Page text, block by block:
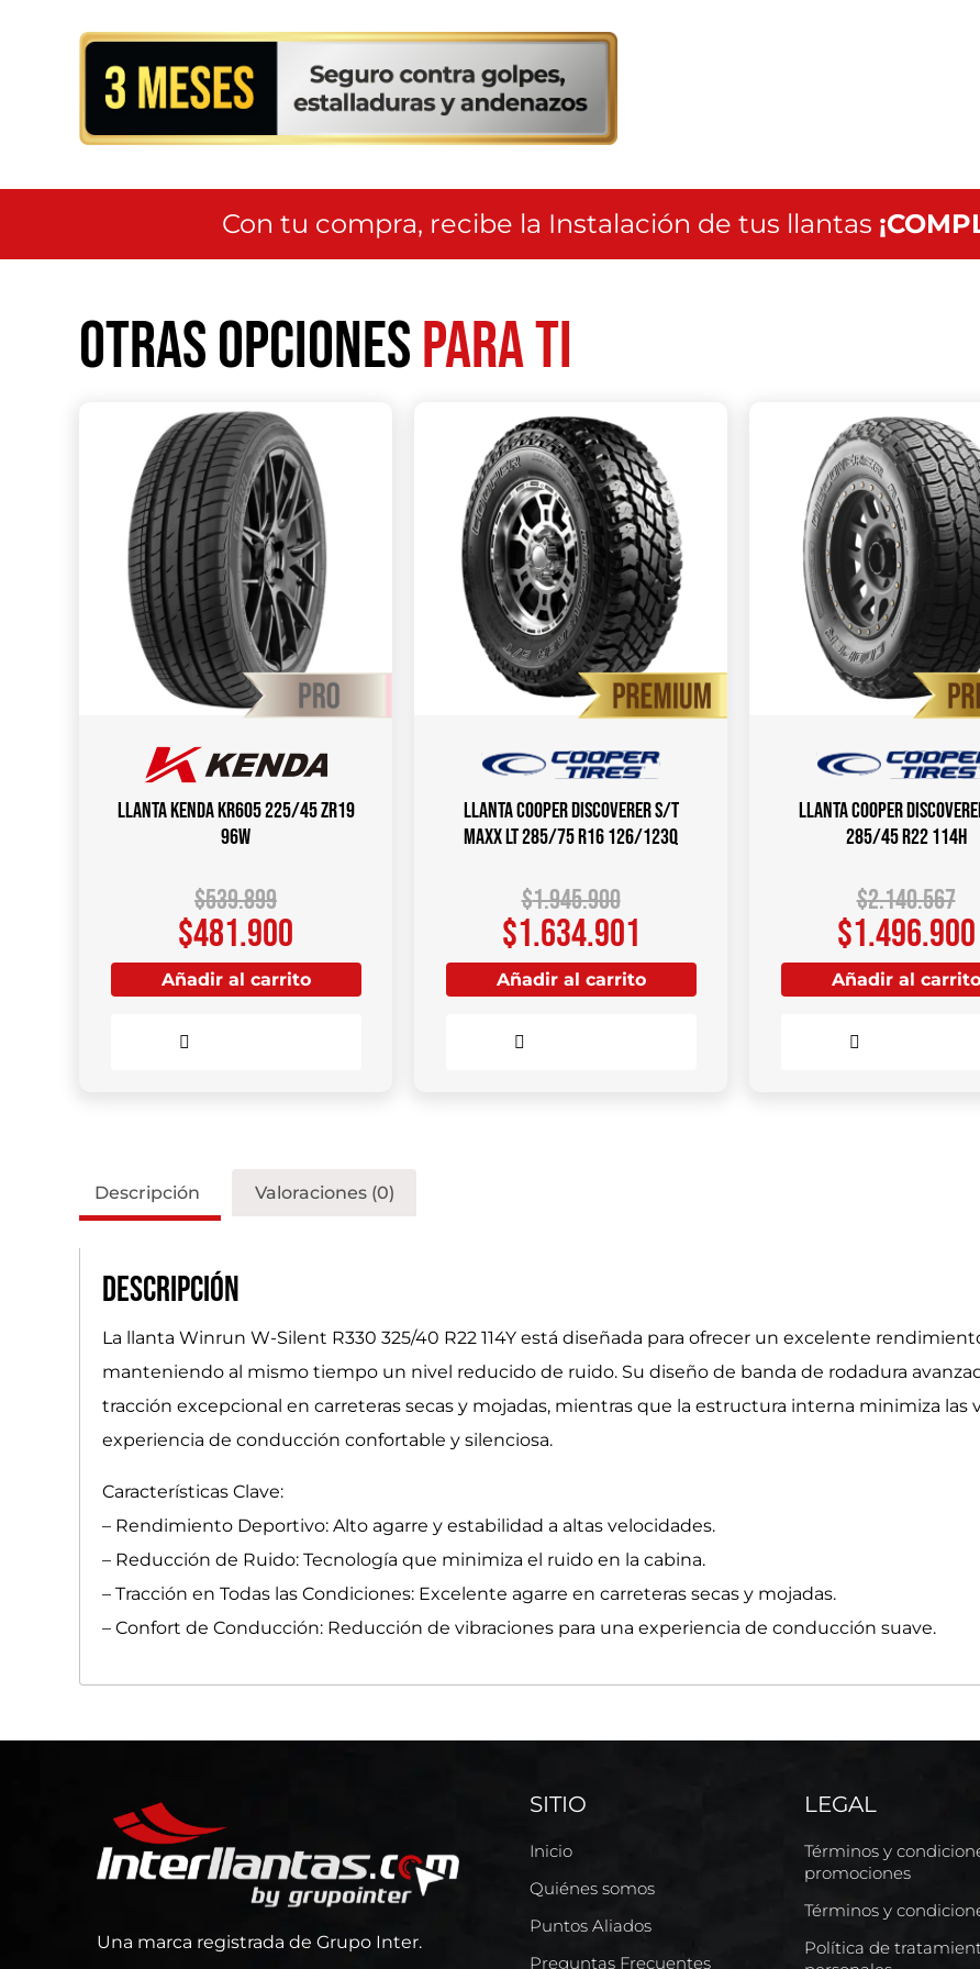
Con tu compra, recibe la Instalación de tus llantas
Otras opcionespara ti
Llanta KENDA KR605 225/45 ZR19
96W
$539.899
$481.900
Añadir al carrito
Llanta COOPER DISCOVERER S/T
MAXX LT 285/75 R16 126/123Q
$1.945.900
$1.634.901
Añadir al carrito
Llanta COOPER
285/45 R22 114H
$2.140.567
$1.496.900
Añadir al carrito
Descripción Valoraciones (0)
Descripción
La llanta Winrun W-Silent R330 325/40 R22 114Y está diseñada para ofrecer un excelente
manteniendo al mismo tiempo un nivel reducido de ruido. Su diseño de banda de rodadura
tracción excepcional en carreteras secas y mojadas, mientras que la estructura interna minimiza las
experiencia de conducción confortable y silenciosa.
Características Clave:
– Rendimiento Deportivo: Alto agarre y estabilidad a altas velocidades.
– Reducción de Ruido: Tecnología que minimiza el ruido en la cabina.
– Tracción en Todas las Condiciones: Excelente agarre en carreteras secas y mojadas.
– Confort de Conducción: Reducción de vibraciones para una experiencia de conducción suave.
Una marca registrada de Grupo Inter.
SITIO
Inicio
Quiénes somos
Puntos Aliados
Preguntas Frecuentes
LEGAL
Términos y
promociones
Términos y
Política de